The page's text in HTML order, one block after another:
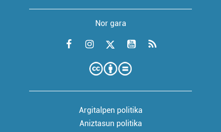
Nor gara
Argitalpen politika
Aniztasun politika